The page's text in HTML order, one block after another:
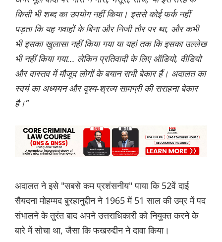
किसी भी शब्द का उपयोग नहीं किया। इससे कोई फर्क नहीं
पड़ता कि यह गवाहों के बिना और निजी तौर पर था, और कभी
भी इसका खुलासा नहीं किया गया या यहां तक ​​कि इसका उल्लेख
भी नहीं किया गया... लेकिन प्रतिवादी के लिए ऑडियो, वीडियो
और वास्तव में मौजूद लोगों के बयान सभी बेकार हैं। अदालत का
स्वयं का अध्ययन और दृश्य-श्रव्य सामग्री की सराहना बेकार
है।”
अदालत ने इसे "सबसे कम प्रशंसनीय" पाया कि 52वें दाई
सैयदना मोहम्मद बुरहानुद्दीन ने 1965 में 51 साल की उम्र में पद
संभालने के तुरंत बाद अपने उत्तराधिकारी को नियुक्त करने के
बारे में सोचा था, जैसा कि फखरुद्दीन ने दावा किया।